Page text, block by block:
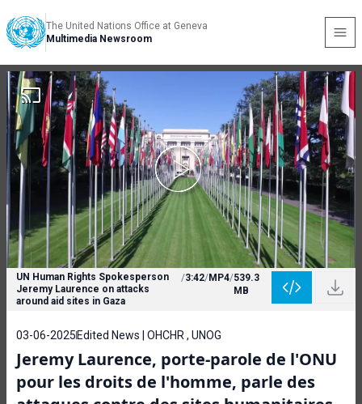
The United Nations Office at Geneva
Multimedia Newsroom
UN Human Rights Spokesperson
Jeremy Laurence on attacks
around aid sites in Gaza
/3:42/MP4/539.3
MB
03-06-2025 Edited News | OHCHR , UNOG
Jeremy Laurence, porte-parole de l'ONU
pour les droits de l'homme, parle des